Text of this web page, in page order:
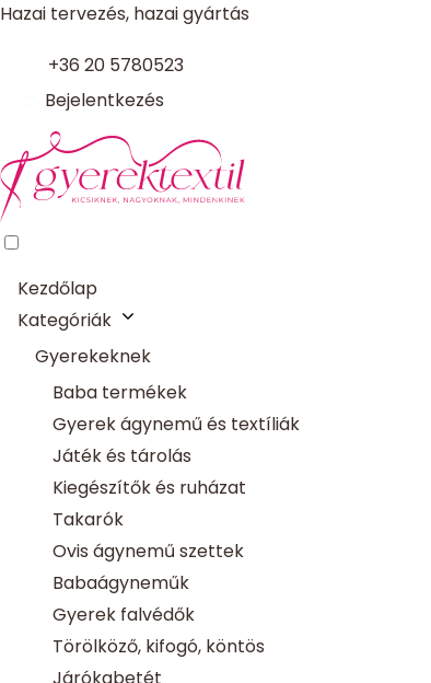
Hazai tervezés, hazai gyártás
+36 20 5780523
Bejelentkezés
Kezdőlap
Kategóriák
Gyerekeknek
Baba termékek
Gyerek ágynemű és textíliák
Játék és tárolás
Kiegészítők és ruházat
Takarók
Ovis ágynemű szettek
Babaágyneműk
Gyerek falvédők
Törölköző, kifogó, köntös